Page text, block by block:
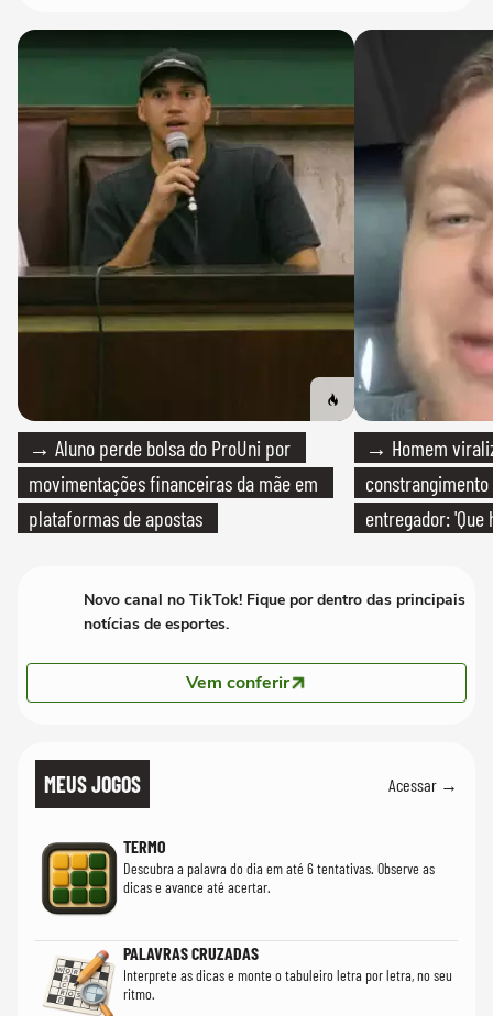
→ Aluno perde bolsa do ProUni por
movimentações financeiras da mãe em
plataformas de apostas
→ Homem
entregador: 'Que
Novo canal no TikTok! Fique por dentro das principais
notícias de esportes.
Vem conferir
MEUS JOGOS Acessar →
TERMO
Descubra a palavra do dia em até 6 tentativas. Observe as
dicas e avance até acertar.
PALAVRAS CRUZADAS
Interprete as dicas e monte o tabuleiro letra por letra, no seu
ritmo.